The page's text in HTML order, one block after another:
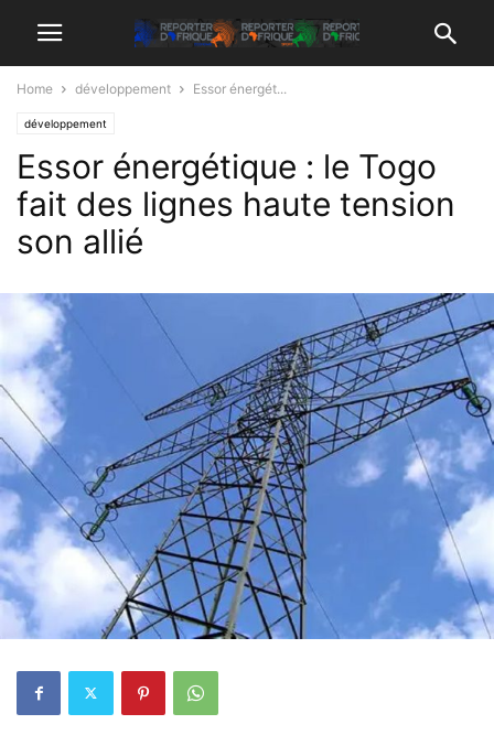
Home développement Essor énergét...
développement
Essor énergétique : le Togo
fait des lignes haute tension
son allié